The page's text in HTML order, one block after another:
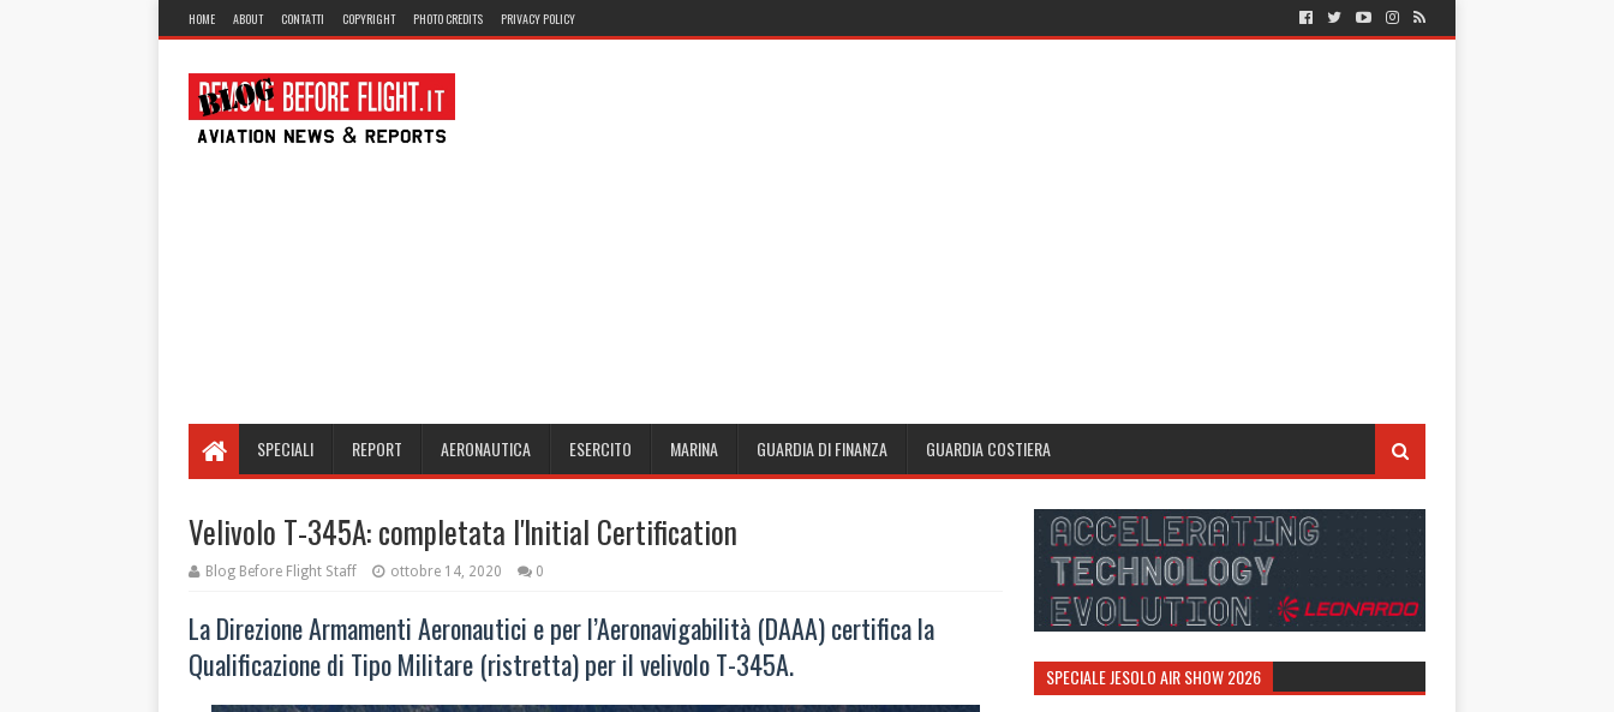
HOME ABOUT CONTATTI COPYRIGHT PHOTO CREDITS PRIVACY POLICY
SPECIALI REPORT AERONAUTICA ESERCITO MARINA GUARDIA DI FINANZA GUARDIA COSTIERA
Velivolo T-345A: completata l'Initial Certification
Blog Before Flight Staff ottobre 14, 2020 0
La Direzione Armamenti Aeronautici e per l’Aeronavigabilità (DAAA) certifica la
Qualificazione di Tipo Militare (ristretta) per il velivolo T-345A.
SPECIALE JESOLO AIR SHOW 2026